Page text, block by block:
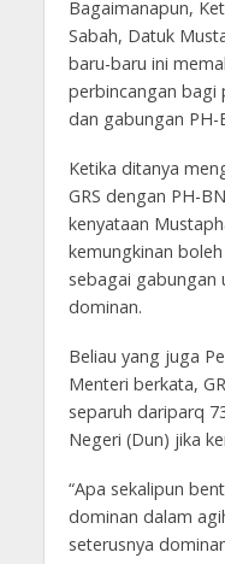
Bagaimanapun,
Sabah, Datuk
baru-baru ini
perbincangan bagi
dan gabungan PH-
Ketika ditanya
GRS dengan PH-
kenyataan
kemungkinan
sebagai gabungan
dominan.
Beliau yang juga
Menteri berkata,
separuh dariparq
Negeri (Dun) jika
“Apa sekalipun
dominan dalam
seterusnya